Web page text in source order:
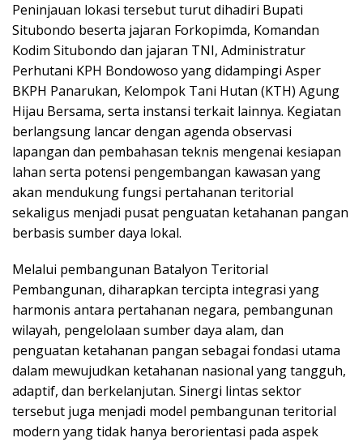
Peninjauan lokasi tersebut turut dihadiri Bupati
Situbondo beserta jajaran Forkopimda, Komandan
Kodim Situbondo dan jajaran TNI, Administratur
Perhutani KPH Bondowoso yang didampingi Asper
BKPH Panarukan, Kelompok Tani Hutan (KTH) Agung
Hijau Bersama, serta instansi terkait lainnya. Kegiatan
berlangsung lancar dengan agenda observasi
lapangan dan pembahasan teknis mengenai kesiapan
lahan serta potensi pengembangan kawasan yang
akan mendukung fungsi pertahanan teritorial
sekaligus menjadi pusat penguatan ketahanan pangan
berbasis sumber daya lokal.
Melalui pembangunan Batalyon Teritorial
Pembangunan, diharapkan tercipta integrasi yang
harmonis antara pertahanan negara, pembangunan
wilayah, pengelolaan sumber daya alam, dan
penguatan ketahanan pangan sebagai fondasi utama
dalam mewujudkan ketahanan nasional yang tangguh,
adaptif, dan berkelanjutan. Sinergi lintas sektor
tersebut juga menjadi model pembangunan teritorial
modern yang tidak hanya berorientasi pada aspek